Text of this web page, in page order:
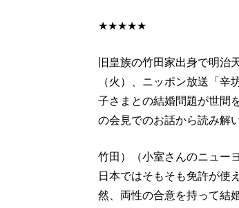
★★★★★
旧皇族の竹田家出身で明治
（火）、ニッポン放送「
子さまとの結婚問題が世間
の会見でのお話から読み解い
竹田）（小室さんのニュー
日本ではそもそも免許が使
然、両性の合意を持って結